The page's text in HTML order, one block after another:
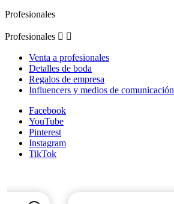
Profesionales
Profesionales  
Venta a profesionales
Detalles de boda
Regalos de empresa
Influencers y medios de comunicación
Facebook
YouTube
Pinterest
Instagram
TikTok